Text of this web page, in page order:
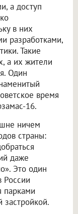
а доступ
в них
разработками,
Такие
а их жители
Один
время
16.
ничем
страны:
даже
Это один
России
парками